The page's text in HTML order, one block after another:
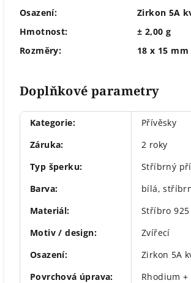
Osazení:
Zirkon 5A
Hmotnost:
± 2,00 g
Rozměry:
18 x 15
Doplňkové parametry
Kategorie:
Přívěsky
Záruka:
2 roky
Typ šperku:
Stříbrný
Barva: bílá,
Materiál:
Stříbro 925
Motiv / design:
Zvířecí
Osazení:
Zirkon 5A
Povrchová úprava:
Rhodium